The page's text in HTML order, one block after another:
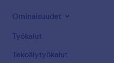
Ominaisuudet
Työkalut
Tekoälytyökalut